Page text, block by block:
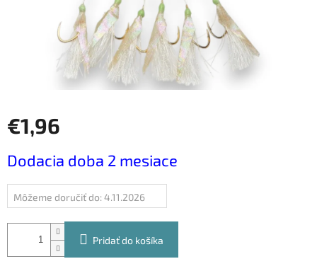
€1,96
cena:
Dodacia doba 2 mesiace
Môžeme doručiť do: 4.11.2026
Pridať do košíka